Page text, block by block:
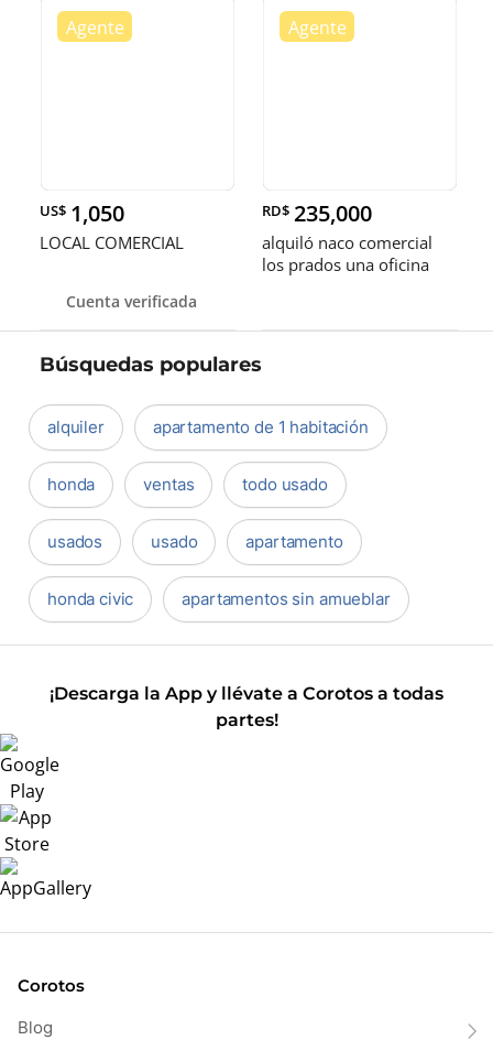
US$ 1,050
LOCAL COMERCIAL
Cuenta verificada
RD$ 235,000
alquiló naco comercial
los prados una oficina
Búsquedas populares
alquiler apartamento de 1 habitación
honda ventas todo usado
usados usado apartamento
honda civic apartamentos sin amueblar
¡Descarga la App y llévate a Corotos a todas
partes!
Corotos
Blog